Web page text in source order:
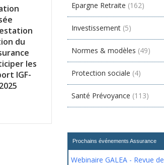
du
les
IGF-
Epargne Retraite (162)
Investissement (5)
Normes & modèles (49)
Protection sociale (4)
Santé Prévoyance (113)
Prochains événements Assurance
Webinaire GALEA - Revue de